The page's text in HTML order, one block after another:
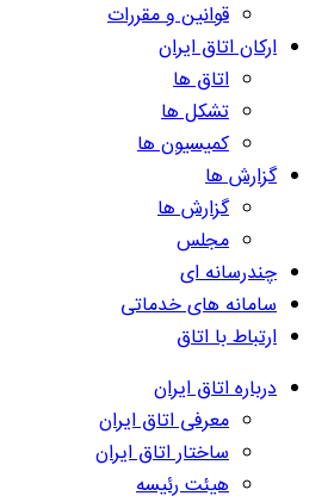
قوانین و مقررات
ارکان اتاق ایران
اتاق ها
تشکل ها
کمیسیون ها
گزارش ها
گزارش ها
مجلس
چندرسانه ای
سامانه های خدماتی
ارتباط با اتاق
درباره اتاق ایران
معرفی اتاق ایران
ساختار اتاق ایران
هیئت رئیسه